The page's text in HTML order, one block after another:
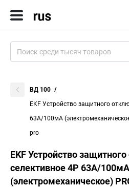
ВД 100
EKF Устройство защитного
63А/100мА
pro
EKF Устройство
селективное 4P 63А/100мА
(электромеханическое)